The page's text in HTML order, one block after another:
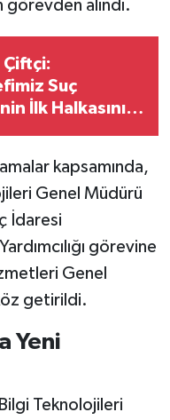
alındı.
Çiftçi:
Suç
İlk Halkasını
kapsamında,
Genel Müdürü
İdaresi
görevine
Genel
getirildi.
Yeni
Teknolojileri